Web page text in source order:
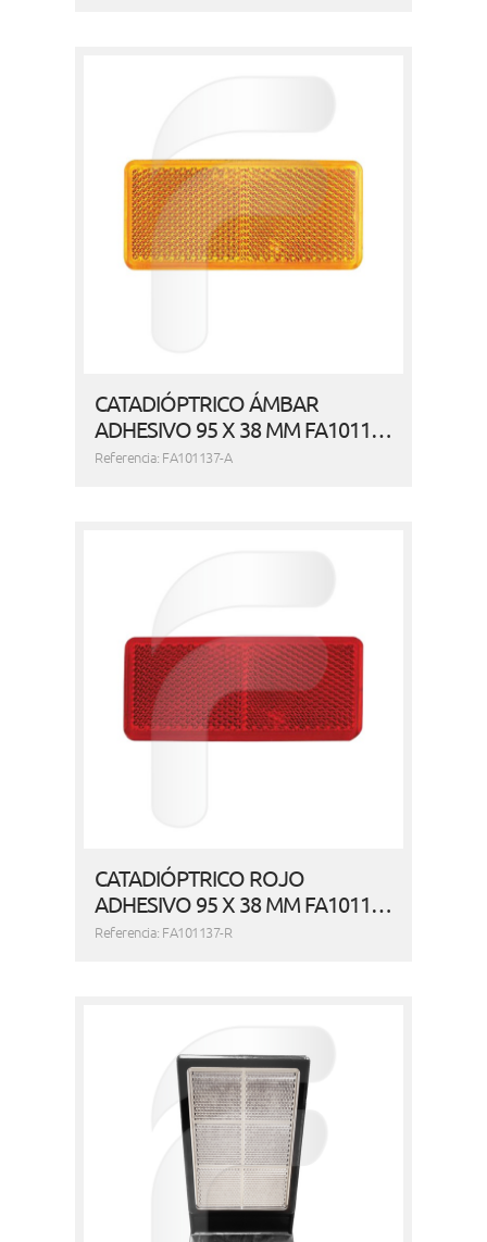
CATADIÓPTRICO ÁMBAR
ADHESIVO 95 X 38 MM FA1011…
Referencia: FA101137-A
CATADIÓPTRICO ROJO
ADHESIVO 95 X 38 MM FA1011…
Referencia: FA101137-R